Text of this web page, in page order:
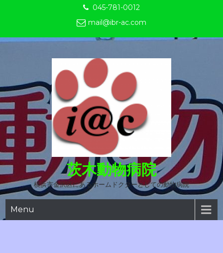
045-781-0012
mail@ibr-ac.com
茨木動物病院
横浜市金沢区にあるホームドクターとしての動物病院
Menu